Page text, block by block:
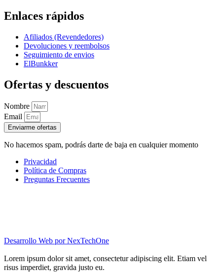
Enlaces rápidos
Afiliados (Revendedores)
Devoluciones y reembolsos
Seguimiento de envios
ElBunkker
Ofertas y descuentos
Nombre
Email
Enviarme ofertas
No hacemos spam, podrás darte de baja en cualquier momento
Privacidad
Política de Compras
Preguntas Frecuentes
Desarrollo Web porNexTechOne
Lorem ipsum dolor sit amet, consectetur adipiscing elit. Etiam vel
risus imperdiet, gravida justo eu.